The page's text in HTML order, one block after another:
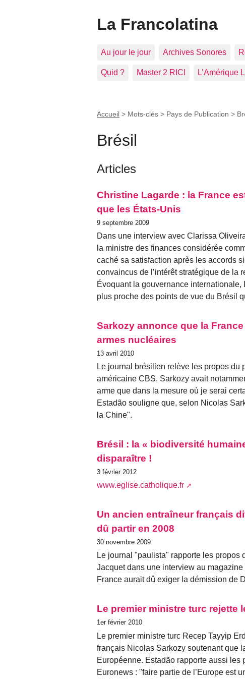
La Francolatina
Au jour le jour Archives Sonores
Quid ? Master 2 RICI L’Amérique
Accueil > Mots-clés > Pays de Publication >
Brésil
Articles
Christine Lagarde : la France
que les États-Unis
9 septembre 2009
Dans une interview avec Clarissa
la ministre des finances considérée
caché sa satisfaction après les accords
convaincus de l’intérêt stratégique de la
Évoquant la gouvernance
plus proche des points de vue du Brésil
Sarkozy annonce que la
armes nucléaires
13 avril 2010
Le journal brésilien relève les propos
américaine CBS. Sarkozy avait
arme que dans la mesure où je serai
Estadão souligne que, selon Nicolas
la Chine".
Brésil : la « biodiversité
disparaître !
3 février 2012
www.eglise.catholique.fr
Un ancien entraîneur français
dû partir en 2008
30 novembre 2009
Le journal "paulista" rapporte les propos
Jacquet dans une interview au
France aurait dû exiger la démission de
Le premier ministre turc rejette
1er février 2010
Le premier ministre turc Recep Tayyip
français Nicolas Sarkozy soutenant que
Européenne. Estadão rapporte aussi les
Euronews : "faire partie de l’Europe est